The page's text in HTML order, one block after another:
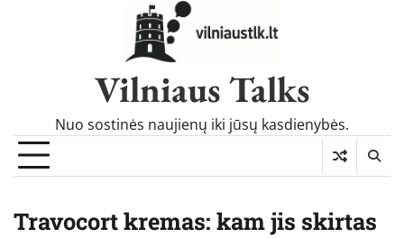
Vilniaus Talks
Nuo sostinės naujienų iki jūsų kasdienybės.
Travocort kremas: kam jis skirtas